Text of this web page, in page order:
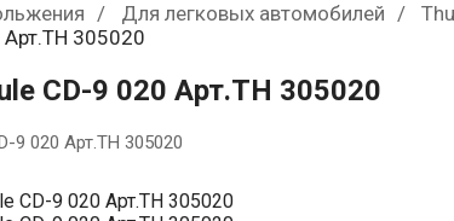
Для легковых автомобилей
305020
CD-9 020 Арт.TH 305020
9 020 Арт.TH 305020